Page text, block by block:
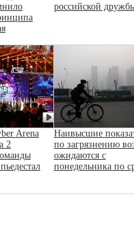
российской
Arena
2
Наивысшие
по загрязнению
ожидаются с
понедельника по